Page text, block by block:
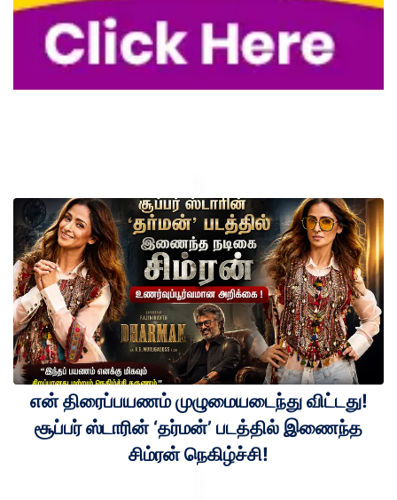
என் திரைப்பயணம் முழுமையடைந்து விட்டது!
சூப்பர் ஸ்டாரின் ‘தர்மன்’ படத்தில் இணைந்த
சிம்ரன் நெகிழ்ச்சி!